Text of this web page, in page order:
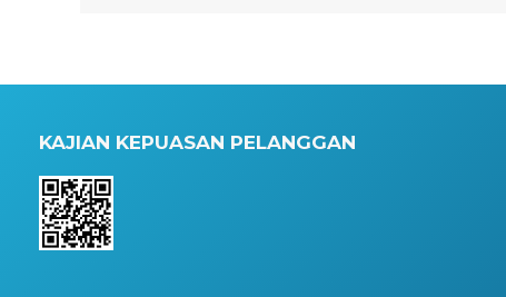
KAJIAN KEPUASAN PELANGGAN